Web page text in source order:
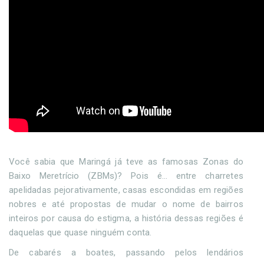
Você sabia que Maringá já teve as famosas Zonas do
Baixo Meretrício (ZBMs)? Pois é… entre charretes
apelidadas pejorativamente, casas escondidas em regiões
nobres e até propostas de mudar o nome de bairros
inteiros por causa do estigma, a história dessas regiões é
daquelas que quase ninguém conta.
De cabarés a boates, passando pelos lendários